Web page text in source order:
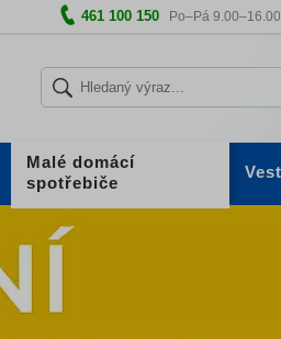
461 100 150 Po–Pá 9.00–16.00
Malé domácí
spotřebiče